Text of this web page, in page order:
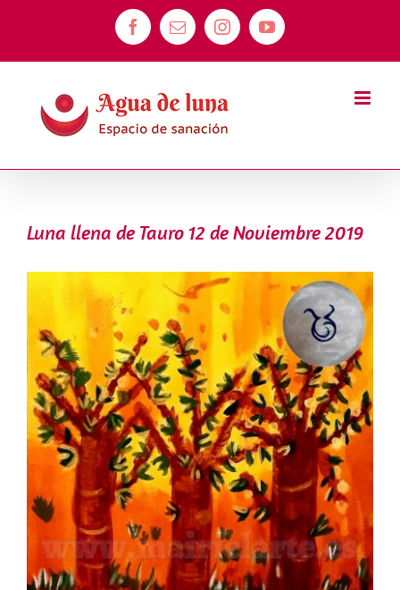
contenido
FacebookCorreo
electrónico
InstagramYouTube
Luna llena de Tauro 12 de Noviembre 2019